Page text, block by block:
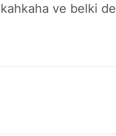
ve belki de